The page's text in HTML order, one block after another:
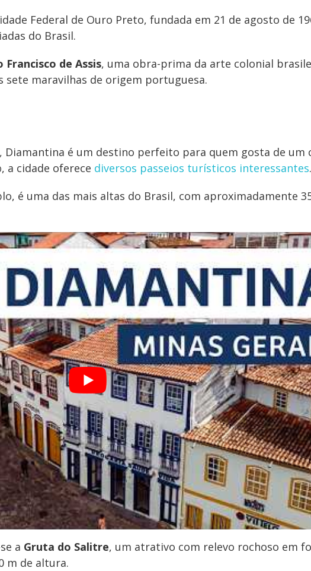
Federal de Ouro Preto, fundada em 21 de agosto de
do Brasil.
Francisco de Assis, uma obra-prima da arte colonial
sete maravilhas de origem portuguesa.
Diamantina é um destino perfeito para quem gosta de um
a cidade oferece diversos passeios turísticos interessantes.
é uma das mais altas do Brasil, com aproximadamente
a Gruta do Salitre, um atrativo com relevo rochoso em
m de altura.